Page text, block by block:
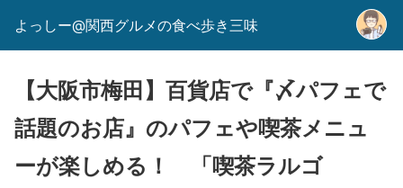
よっしー@関西グルメの食べ歩き三味
【大阪市梅田】百貨店で『〆パフェで
話題のお店』のパフェや喫茶メニュ
ーが楽しめる！ 「喫茶ラルゴ